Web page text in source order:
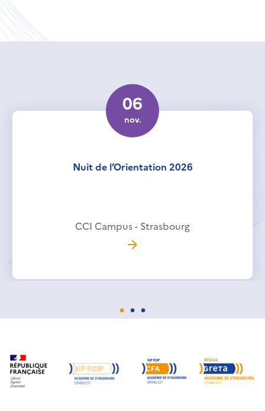
06
nov.
Nuit de l’Orientation 2026
CCI Campus - Strasbourg